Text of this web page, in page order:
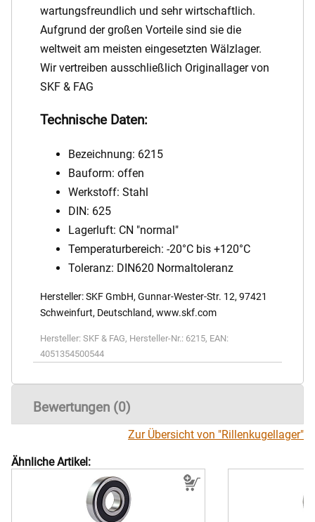
wartungsfreundlich und sehr wirtschaftlich.
Aufgrund der großen Vorteile sind sie die
weltweit am meisten eingesetzten Wälzlager.
Wir vertreiben ausschließlich Originallager von
SKF & FAG
Technische Daten:
Bezeichnung: 6215
Bauform: offen
Werkstoff: Stahl
DIN: 625
Lagerluft: CN "normal"
Temperaturbereich: -20°C bis +120°C
Toleranz: DIN620 Normaltoleranz
Hersteller: SKF GmbH, Gunnar-Wester-Str. 12, 97421
Schweinfurt, Deutschland, www.skf.com
Hersteller: SKF & FAG, Hersteller-Nr.: 6215, EAN:
4051354500544
Bewertungen (0)
Zur Übersicht von "Rillenkugellager"
Ähnliche Artikel: